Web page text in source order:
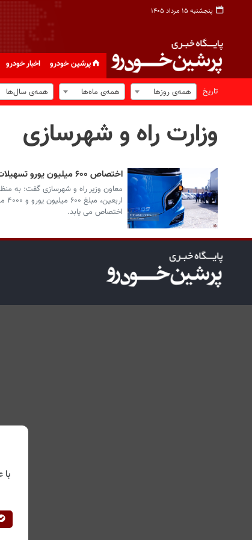
پنجشنبه ۱۵ مرداد ۱۴۰۵
پرشین خودرو اخبار خودرو
تاریخ همه‌ی روزها همه‌ی ماه‌ها همه‌ی سال‌ها
وزارت راه و شهرسازی
اختصاص ۶۰۰ میلیون یورو تسهیلات ارزی برای واردات اتوبوس های با عمر کمتر از ۵ سال
معاون وزیر راه و شهرسازی گفت: به
اختصاص می یابد.